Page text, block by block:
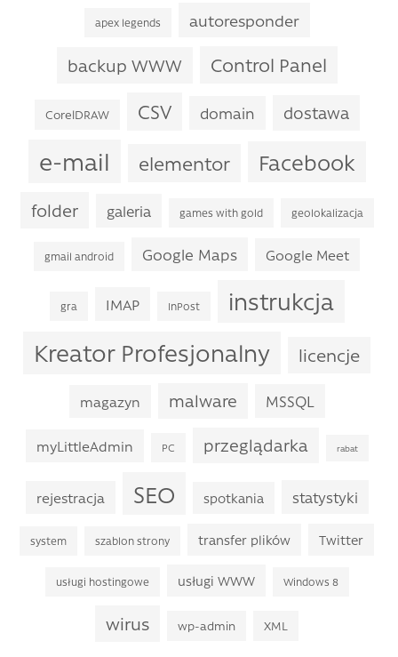
apex legends autoresponder
backup WWW Control Panel
CorelDRAW CSV domain dostawa
e-mail elementor Facebook
folder galeria games with gold geolokalizacja
gmail android Google Maps Google Meet
gra IMAP InPost
instrukcja
Kreator Profesjonalny
licencje
magazyn malware MSSQL
myLittleAdmin PC przeglądarka rabat
rejestracja SEO spotkania statystyki
system szablon strony transfer plików Twitter
usługi hostingowe usługi WWW Windows 8
wirus wp-admin XML